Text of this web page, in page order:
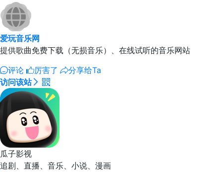
爱玩音乐网
提供歌曲免费下载（无损音乐）、在线试听的音乐网站
评论
厉害了
分享给Ta
访问该站
瓜子影视
追剧、直播、音乐、小说、漫画